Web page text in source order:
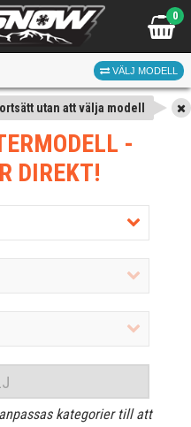
0
VÄLJ MODELL
utan att välja modell
-
DIREKT!
kategorier till att